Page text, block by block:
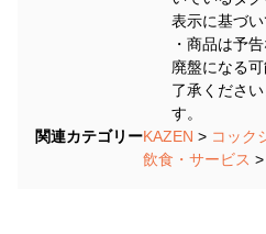
表示に基づい
・商品は予
廃盤になる
了承くださ
す。
関連カテゴリーKAZEN > コック
飲食・サービス >